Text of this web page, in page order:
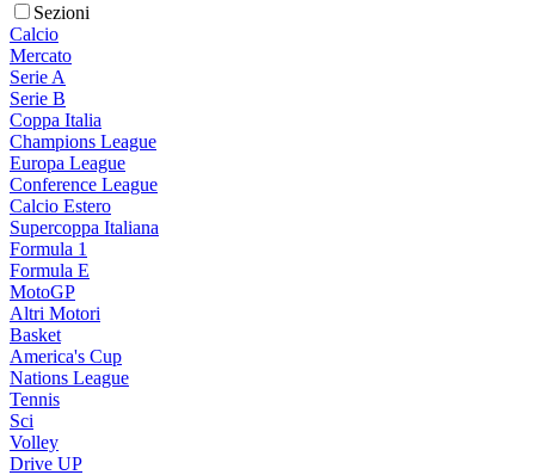
Sezioni
Calcio
Mercato
Serie A
Serie B
Coppa Italia
Champions League
Europa League
Conference League
Calcio Estero
Supercoppa Italiana
Formula 1
Formula E
MotoGP
Altri Motori
Basket
America's Cup
Nations League
Tennis
Sci
Volley
Drive UP